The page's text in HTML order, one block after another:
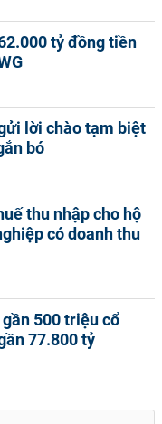
tỷ đồng tiền
lời chào tạm biệt
bó
thu nhập cho hộ
có doanh thu
500 triệu cổ
77.800 tỷ